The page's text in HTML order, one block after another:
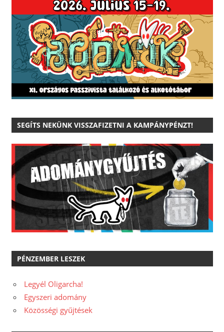
SEGÍTS NEKÜNK VISSZAFIZETNI A KAMPÁNYPÉNZT!
PÉNZEMBER LESZEK
Legyél Oligarcha!
Egyszeri adomány
Közösségi gyűjtések